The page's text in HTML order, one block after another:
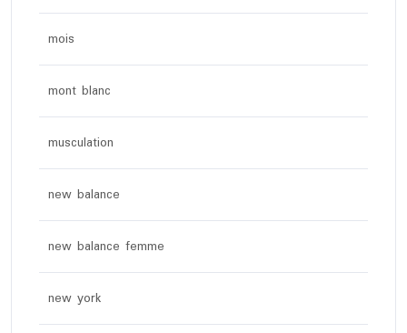
mois
mont blanc
musculation
new balance
new balance femme
new york